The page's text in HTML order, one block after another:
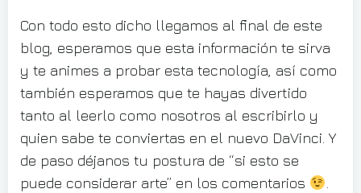
Con todo esto dicho llegamos al final de este
blog, esperamos que esta información te sirva
y te animes a probar esta tecnología, así como
también esperamos que te hayas divertido
tanto al leerlo como nosotros al escribirlo y
quien sabe te conviertas en el nuevo DaVinci. Y
de paso déjanos tu postura de “si esto se
puede considerar arte” en los comentarios